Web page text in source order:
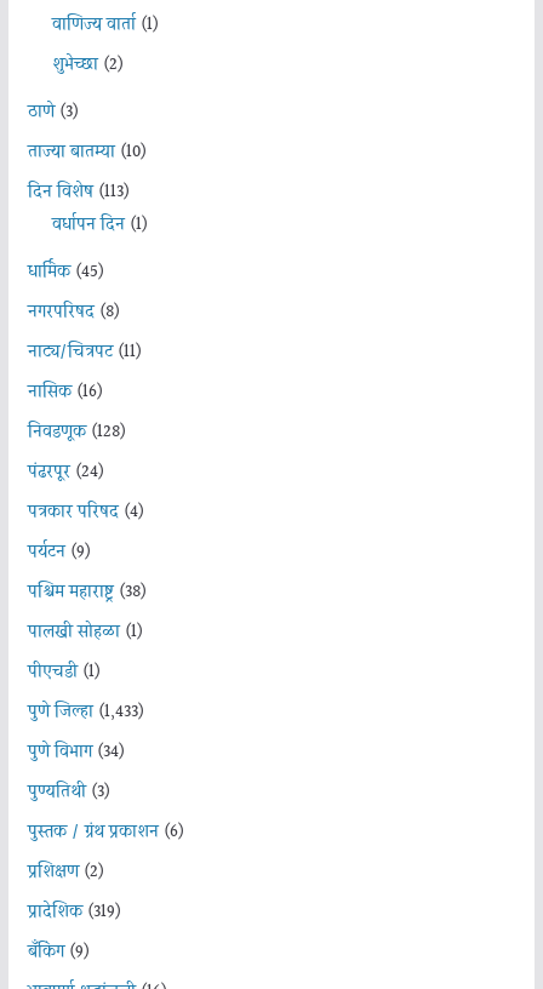
वाणिज्य वार्ता(1)
शुभेच्छा(2)
ठाणे(3)
ताज्या बातम्या(10)
दिन विशेष(113)
वर्धापन दिन(1)
धार्मिक(45)
नगरपरिषद(8)
नाट्य/चित्रपट(11)
नासिक(16)
निवडणूक(128)
पंढरपूर(24)
पत्रकार परिषद(4)
पर्यटन(9)
पश्चिम महाराष्ट्र(38)
पालखी सोहळा(1)
पीएचडी(1)
पुणे जिल्हा(1,433)
पुणे विभाग(34)
पुण्यतिथी(3)
पुस्तक / ग्रंथ प्रकाशन(6)
प्रशिक्षण(2)
प्रादेशिक(319)
बँकिंग(9)